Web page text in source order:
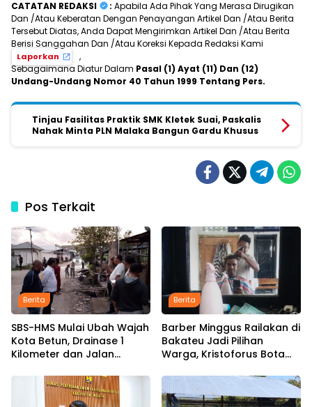
CATATAN REDAKSI : Apabila Ada Pihak Yang Merasa Dirugikan
Dan /Atau Keberatan Dengan Penayangan Artikel Dan /Atau Berita
Tersebut Diatas, Anda Dapat Mengirimkan Artikel Dan /Atau Berita
Berisi Sanggahan Dan /Atau Koreksi Kepada Redaksi Kami
Laporkan
,
Sebagaimana Diatur Dalam Pasal (1) Ayat (11) Dan (12)
Undang-Undang Nomor 40 Tahun 1999 Tentang Pers.
Tinjau Fasilitas Praktik SMK Kletek Suai, Paskalis
Nahak Minta PLN Malaka Bangun Gardu Khusus
Pos Terkait
Berita
SBS-HMS Mulai Ubah Wajah
Kota Betun, Drainase 1
Kilometer dan Jalan
Pelaksanaan
Berita
Barber Minggus Railakan di
Bakateu Jadi Pilihan
Warga, Kristoforus Bota
Rambut dengan Tarif Rp15
Ribu per Kepala